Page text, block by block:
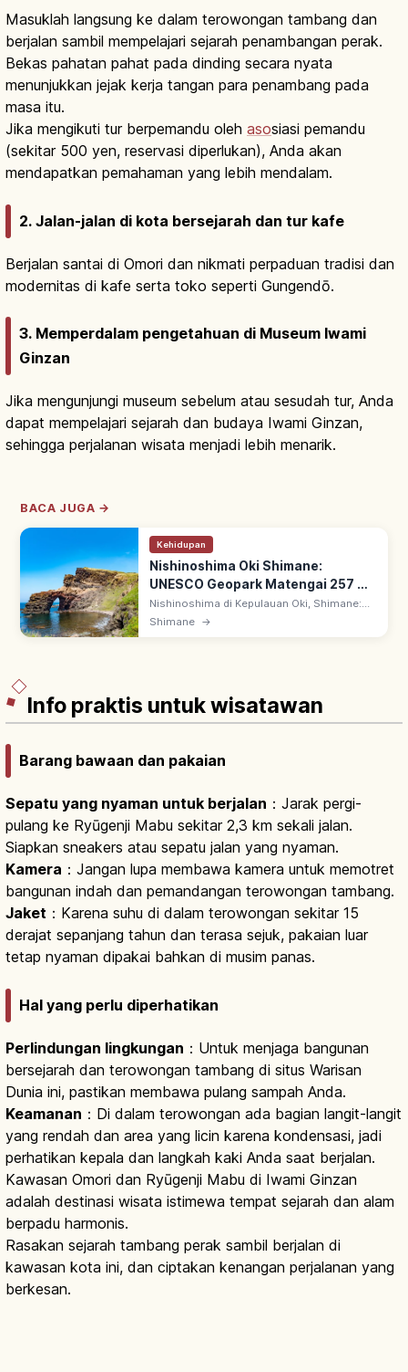
Masuklah langsung ke dalam terowongan tambang dan
berjalan sambil mempelajari sejarah penambangan perak.
Bekas pahatan pahat pada dinding secara nyata
menunjukkan jejak kerja tangan para penambang pada
masa itu.
Jika mengikuti tur berpemandu oleh asosiasi pemandu
(sekitar 500 yen, reservasi diperlukan), Anda akan
mendapatkan pemahaman yang lebih mendalam.
2. Jalan-jalan di kota bersejarah dan tur kafe
Berjalan santai di Omori dan nikmati perpaduan tradisi dan
modernitas di kafe serta toko seperti Gungendō.
3. Memperdalam pengetahuan di Museum Iwami
Ginzan
Jika mengunjungi museum sebelum atau sesudah tur, Anda
dapat mempelajari sejarah dan budaya Iwami Ginzan,
sehingga perjalanan wisata menjadi lebih menarik.
BACA JUGA →
Kehidupan
Nishinoshima Oki Shimane:
UNESCO Geopark Matengai 257 m,
Tips Berkunjung
Nishinoshima di Kepulauan Oki, Shimane:
pulau Dozen UNESCO Global Geopark.
Shimane →
Info praktis untuk wisatawan
Barang bawaan dan pakaian
Sepatu yang nyaman untuk berjalan ：Jarak pergi-
pulang ke Ryūgenji Mabu sekitar 2,3 km sekali jalan.
Siapkan sneakers atau sepatu jalan yang nyaman.
Kamera ：Jangan lupa membawa kamera untuk memotret
bangunan indah dan pemandangan terowongan tambang.
Jaket ：Karena suhu di dalam terowongan sekitar 15
derajat sepanjang tahun dan terasa sejuk, pakaian luar
tetap nyaman dipakai bahkan di musim panas.
Hal yang perlu diperhatikan
Perlindungan lingkungan ：Untuk menjaga bangunan
bersejarah dan terowongan tambang di situs Warisan
Dunia ini, pastikan membawa pulang sampah Anda.
Keamanan ：Di dalam terowongan ada bagian langit-langit
yang rendah dan area yang licin karena kondensasi, jadi
perhatikan kepala dan langkah kaki Anda saat berjalan.
Kawasan Omori dan Ryūgenji Mabu di Iwami Ginzan
adalah destinasi wisata istimewa tempat sejarah dan alam
berpadu harmonis.
Rasakan sejarah tambang perak sambil berjalan di
kawasan kota ini, dan ciptakan kenangan perjalanan yang
berkesan.